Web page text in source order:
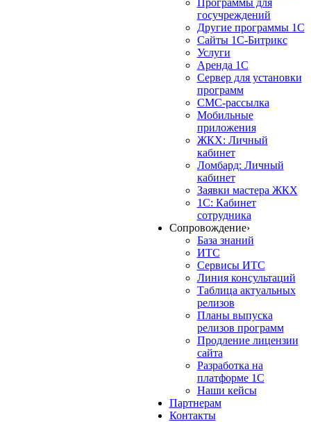
госучреждений
Другие программы 1С
Сайты 1С-Битрикс
Услуги
Аренда 1С
Сервер для установки
программ
СМС-рассылка
Мобильные
приложения
ЖКХ: Личный
кабинет
Ломбард: Личный
кабинет
Заявки мастера ЖКХ
1С: Кабинет
сотрудника
Сопровождение›
База знаний
ИТС
Сервисы ИТС
Линия консультаций
Таблица актуальных
релизов
Планы выпуска
релизов программ
Продление лицензии
сайта
Разработка на
платформе 1С
Наши кейсы
Партнерам
Контакты